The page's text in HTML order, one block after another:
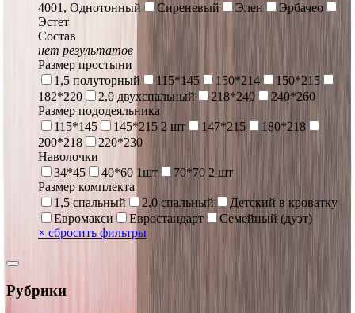
4001, Однотонный
Сиреневый Элен
Эрбачео
Эстет
Состав
нет результатов
Размер простыни
1,5 полуторный
115*145 150*214
150*215
182*220
2,0 двухспальный 218*240
240*260
Размер пододеяльника
115*145
145*215 2 шт 147*215
180*218
200*218
220*230
Наволочки
34*45
40*60 1шт
70*70 2 шт
Размер комплекта
1,5 спальный
2,0 спальный
Детский в кроватку
Евромакси
Евростандарт
Семейный (дуэт)
× сбросить фильтры
Рубрики